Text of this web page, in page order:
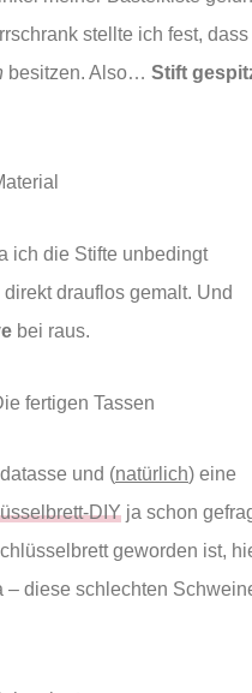
stellte ich fest,
besitzen. Also… Stift
ich die Stifte unbedingt
drauflos gemalt. Und
bei raus.
und (natürlich) eine
DIY ja schon
geworden ist,
diese schlechten